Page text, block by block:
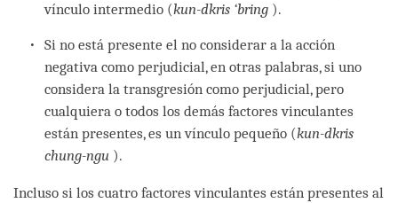
vínculo intermedio (kun-dkris ‘bring ).
Si no está presente el no considerar a la acción
negativa como perjudicial, en otras palabras, si uno
considera la transgresión como perjudicial, pero
cualquiera o todos los demás factores vinculantes
están presentes, es un vínculo pequeño (kun-dkris
chung-ngu ).
Incluso si los cuatro factores vinculantes están presentes al